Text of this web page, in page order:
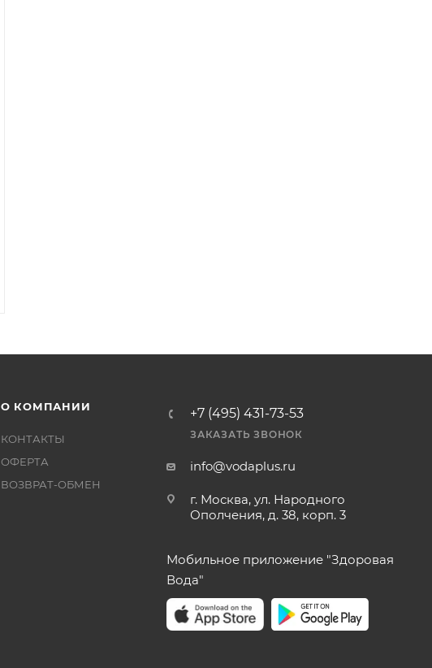
О КОМПАНИИ
КОНТАКТЫ
ОФЕРТА
ВОЗВРАТ-ОБМЕН
+7 (495) 431-73-53
ЗАКАЗАТЬ ЗВОНОК
info@vodaplus.ru
г. Москва, ул. Народного
Ополчения, д. 38, корп. 3
Мобильное приложение "Здоровая
Вода"